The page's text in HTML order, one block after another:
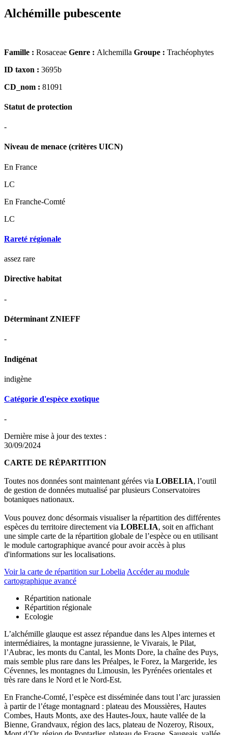
Alchémille pubescente
Famille : Rosaceae Genre : Alchemilla Groupe : Trachéophytes
ID taxon : 3695b
CD_nom : 81091
Statut de protection
-
Niveau de menace (critères UICN)
En France
LC
En Franche-Comté
LC
Rareté régionale
assez rare
Directive habitat
-
Déterminant ZNIEFF
-
Indigénat
indigène
Catégorie d'espèce exotique
-
Dernière mise à jour des textes :
30/09/2024
CARTE DE RÉPARTITION
Toutes nos données sont maintenant gérées via LOBELIA, l’outil
de gestion de données mutualisé par plusieurs Conservatoires
botaniques nationaux.
Vous pouvez donc désormais visualiser la répartition des différentes
espèces du territoire directement via LOBELIA, soit en affichant
une simple carte de la répartition globale de l’espèce ou en utilisant
le module cartographique avancé pour avoir accès à plus
d'informations sur les localisations.
Voir la carte de répartition sur Lobelia Accéder au module
cartographique avancé
Répartition nationale
Répartition régionale
Ecologie
L’alchémille glauque est assez répandue dans les Alpes internes et
intermédiaires, la montagne jurassienne, le Vivarais, le Pilat,
l’Aubrac, les monts du Cantal, les Monts Dore, la chaîne des Puys,
mais semble plus rare dans les Préalpes, le Forez, la Margeride, les
Cévennes, les montagnes du Limousin, les Pyrénées orientales et
très rare dans le Nord et le Nord-Est.
En Franche-Comté, l’espèce est disséminée dans tout l’arc jurassien
à partir de l’étage montagnard : plateau des Moussières, Hautes
Combes, Hauts Monts, axe des Hautes-Joux, haute vallée de la
Bienne, Grandvaux, région des lacs, plateau de Nozeroy, Risoux,